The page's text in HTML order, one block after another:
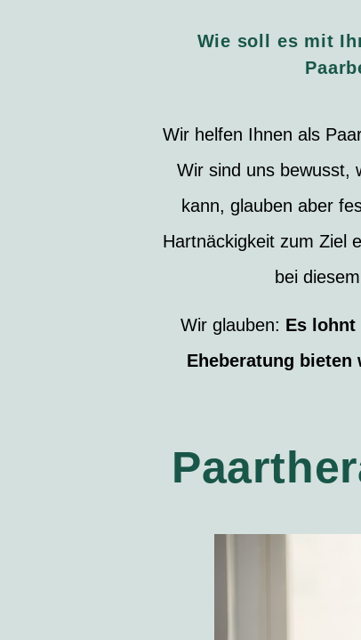
Wie soll es mit
Wir helfen Ihnen als
Wir sind uns bewusst,
kann, glauben aber
Hartnäckigkeit zum Ziel
bei
Wir glauben: Es lohnt
Eheberatung bieten